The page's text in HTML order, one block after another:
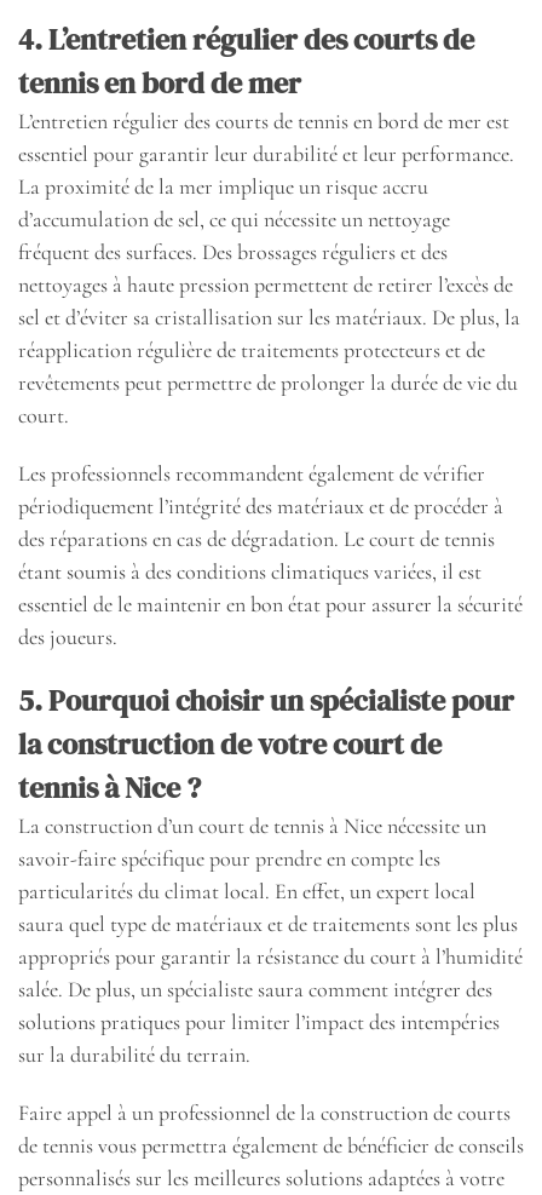
4. L’entretien régulier des courts de
tennis en bord de mer
L’entretien régulier des courts de tennis en bord de mer est
essentiel pour garantir leur durabilité et leur performance.
La proximité de la mer implique un risque accru
d’accumulation de sel, ce qui nécessite un nettoyage
fréquent des surfaces. Des brossages réguliers et des
nettoyages à haute pression permettent de retirer l’excès de
sel et d’éviter sa cristallisation sur les matériaux. De plus, la
réapplication régulière de traitements protecteurs et de
revêtements peut permettre de prolonger la durée de vie du
court.
Les professionnels recommandent également de vérifier
périodiquement l’intégrité des matériaux et de procéder à
des réparations en cas de dégradation. Le court de tennis
étant soumis à des conditions climatiques variées, il est
essentiel de le maintenir en bon état pour assurer la sécurité
des joueurs.
5. Pourquoi choisir un spécialiste pour
la construction de votre court de
tennis à Nice ?
La construction d’un court de tennis à Nice nécessite un
savoir-faire spécifique pour prendre en compte les
particularités du climat local. En effet, un expert local
saura quel type de matériaux et de traitements sont les plus
appropriés pour garantir la résistance du court à l’humidité
salée. De plus, un spécialiste saura comment intégrer des
solutions pratiques pour limiter l’impact des intempéries
sur la durabilité du terrain.
Faire appel à un professionnel de la construction de courts
de tennis vous permettra également de bénéficier de conseils
personnalisés sur les meilleures solutions adaptées à votre